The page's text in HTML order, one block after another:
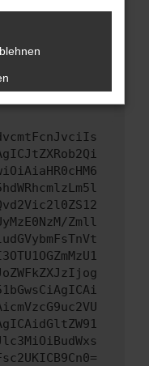
Schritte versucht
werden
Du kannst
uns bei der
Zmll